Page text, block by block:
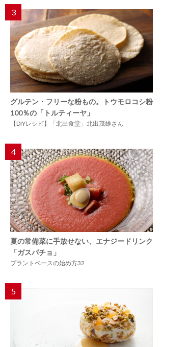
3
グルテン・フリーな粉もの。トウモロコシ粉
100％の「トルティーヤ」
【DIYレシピ】「北出食堂」北出茂雄さん
4
夏の常備菜に手放せない、エナジードリンク
「ガスパチョ」
プラントベースの始め方32
5